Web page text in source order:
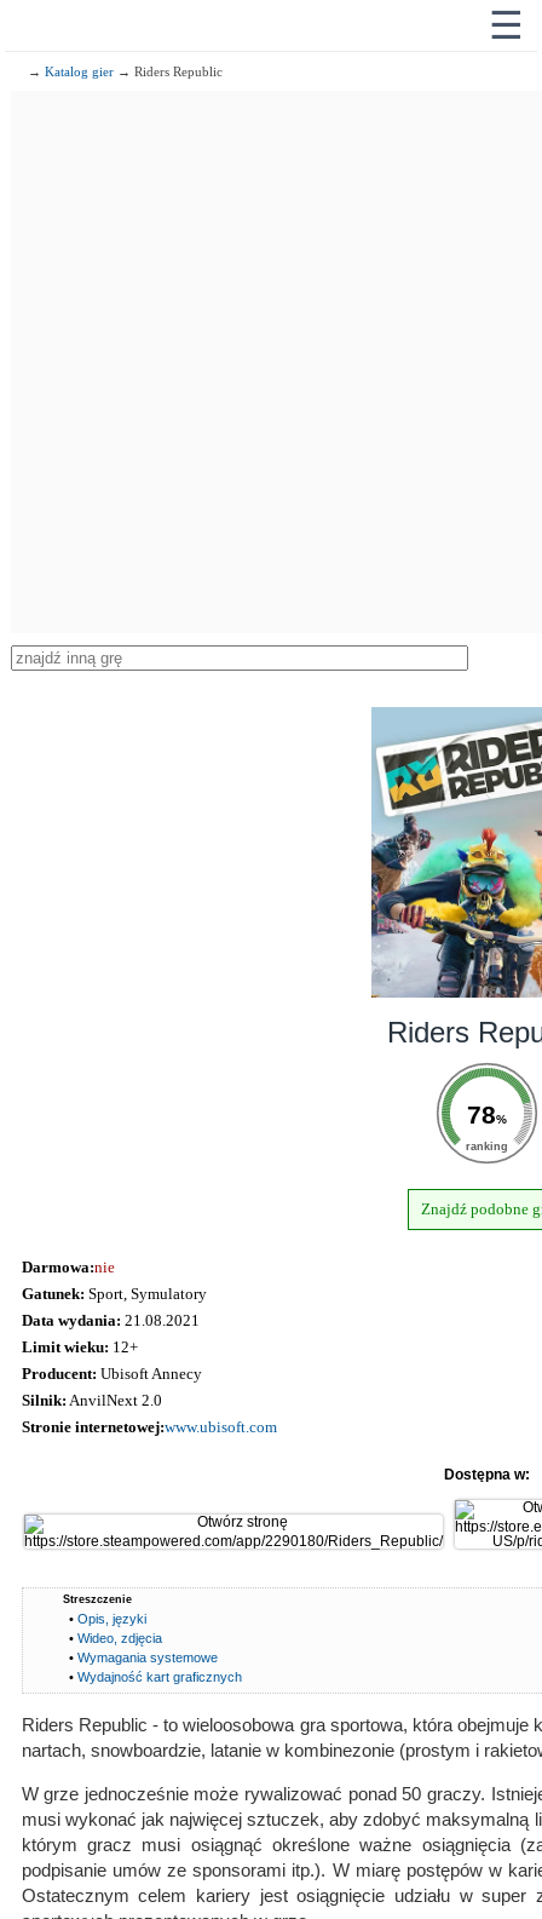
☰
→Katalog gier → Riders Republic
Riders
78%
ranking
Znajdź podobne
Darmowa:nie
Gatunek: Sport, Symulatory
Data wydania: 21.08.2021
Limit wieku: 12+
Producent: Ubisoft Annecy
Silnik: AnvilNext 2.0
Stronie internetowej:www.ubisoft.com
Dostępna w:
Streszczenie
•Opis, języki
•Wideo, zdjęcia
•Wymagania systemowe
•Wydajność kart graficznych
Riders Republic - to wieloosobowa gra sportowa, która
nartach, snowboardzie, latanie w kombinezonie (prostym i
W grze jednocześnie może rywalizować ponad 50 graczy.
musi wykonać jak najwięcej sztuczek, aby zdobyć maksymalną
którym gracz musi osiągnąć określone ważne osiągnięcia
podpisanie umów ze sponsorami itp.). W miarę postępów w
Ostatecznym celem kariery jest osiągnięcie udziału w super